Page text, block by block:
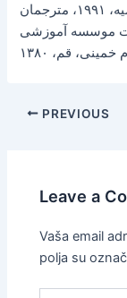
عمان، جمعیه الدراسات و البحوث الاسلامیه، ۱۹۹۱، مترجمان
موسسه آموزشی
PREVIOUS
Leave a
Vaša email
polja su